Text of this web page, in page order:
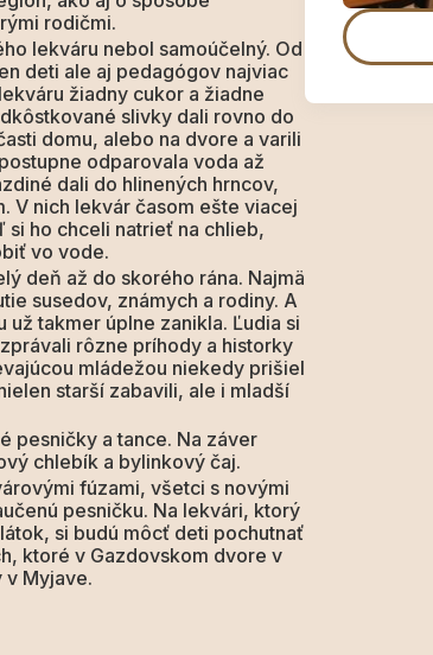
rodičmi.
lekváru nebol samoúčelný. Od
deti ale aj pedagógov najviac
žiadny cukor a žiadne
slivky dali rovno do
domu, alebo na dvore a varili
odparovala voda až
dali do hlinených hrncov,
V nich lekvár časom ešte viacej
ho chceli natrieť na chlieb,
vo vode.
deň až do skorého rána. Najmä
susedov, známych a rodiny. A
takmer úplne zanikla. Ľudia si
rôzne príhody a historky
mládežou niekedy prišiel
starší zabavili, ale i mladší
pesničky a tance. Na záver
chlebík a bylinkový čaj.
fúzami, všetci s novými
pesničku. Na lekvári, ktorý
si budú môcť deti pochutnať
ktoré v Gazdovskom dvore v
v Myjave.